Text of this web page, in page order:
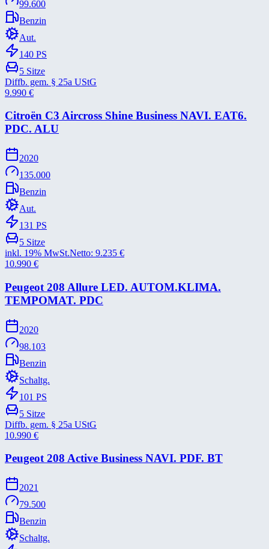
99.600
Benzin
Aut.
140 PS
5 Sitze
Diffb. gem. § 25a UStG
9.990 €
Citroën C3 Aircross Shine Business NAVI. EAT6.
PDC. ALU
2020
135.000
Benzin
Aut.
131 PS
5 Sitze
inkl. 19% MwSt.Netto: 9.235 €
10.990 €
Peugeot 208 Allure LED. AUTOM.KLIMA.
TEMPOMAT. PDC
2020
98.103
Benzin
Schaltg.
101 PS
5 Sitze
Diffb. gem. § 25a UStG
10.990 €
Peugeot 208 Active Business NAVI. PDF. BT
2021
79.500
Benzin
Schaltg.